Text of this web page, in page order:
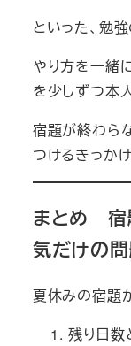
といった、勉
やり方を一緒
を少しずつ本
宿題が終わら
つけるきっか
まとめ 宿
気だけの
夏休みの宿題
残り日数